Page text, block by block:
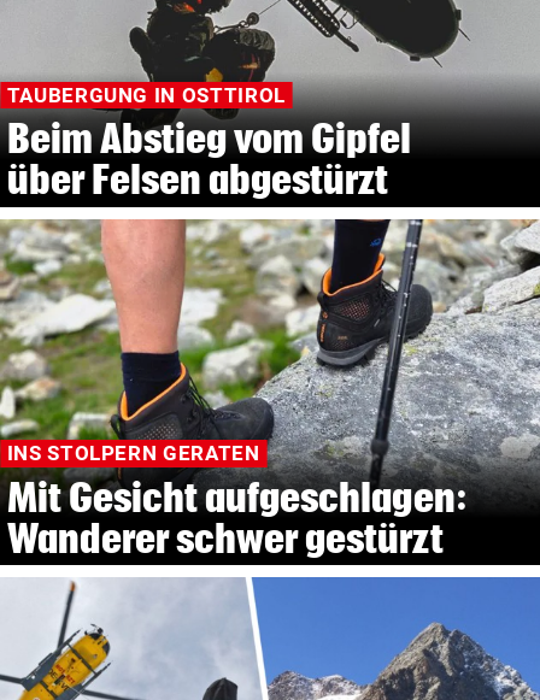
TAUBERGUNG IN OSTTIROL
Beim Abstieg vom Gipfel
über Felsen abgestürzt
INS STOLPERN GERATEN
Mit Gesicht aufgeschlagen:
Wanderer schwer gestürzt